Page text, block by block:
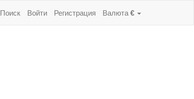
Поиск Войти Регистрация Валюта €